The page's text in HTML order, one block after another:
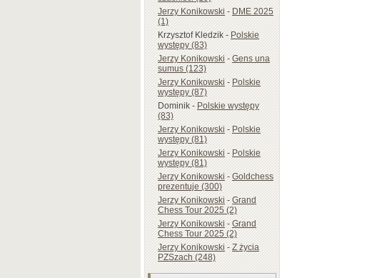
Jerzy Konikowski-DME 2025
(1)
Krzysztof Kledzik-Polskie
występy (83)
Jerzy Konikowski-Gens una
sumus (123)
Jerzy Konikowski-Polskie
występy (87)
Dominik-Polskie występy
(83)
Jerzy Konikowski-Polskie
występy (81)
Jerzy Konikowski-Polskie
występy (81)
Jerzy Konikowski-Goldchess
prezentuje (300)
Jerzy Konikowski-Grand
Chess Tour 2025 (2)
Jerzy Konikowski-Grand
Chess Tour 2025 (2)
Jerzy Konikowski-Z życia
PZSzach (248)